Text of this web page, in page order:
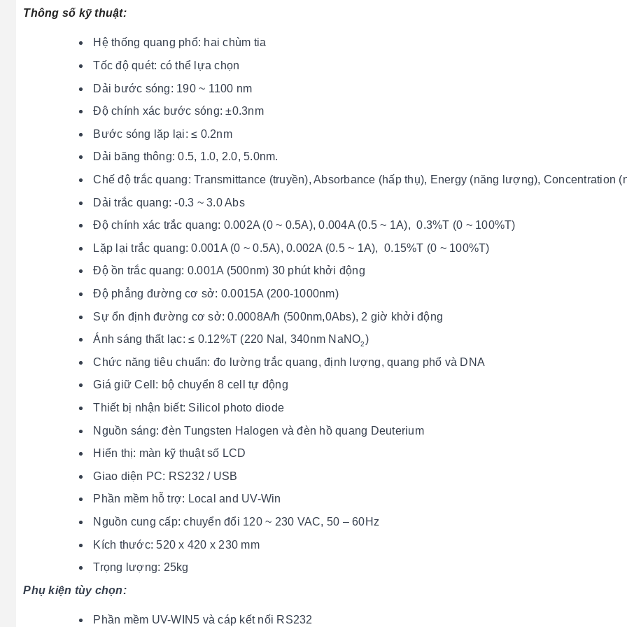
Thông số kỹ thuật:
Hệ thống quang phổ: hai chùm tia
Tốc độ quét: có thể lựa chọn
Dải bước sóng: 190 ~ 1100 nm
Độ chính xác bước sóng: ±0.3nm
Bước sóng lặp lại: ≤ 0.2nm
Dải băng thông: 0.5, 1.0, 2.0, 5.0nm.
Chế độ trắc quang: Transmittance (truyền), Absorbance (hấp thụ), Energy (năng lượng), Concentration
Dải trắc quang: -0.3 ~ 3.0 Abs
Độ chính xác trắc quang: 0.002A (0 ~ 0.5A), 0.004A (0.5 ~ 1A), 0.3%T (0 ~ 100%T)
Lặp lại trắc quang: 0.001A (0 ~ 0.5A), 0.002A (0.5 ~ 1A), 0.15%T (0 ~ 100%T)
Độ ồn trắc quang: 0.001A (500nm) 30 phút khởi động
Độ phẳng đường cơ sở: 0.0015A (200-1000nm)
Sự ổn định đường cơ sở: 0.0008A/h (500nm,0Abs), 2 giờ khởi động
Ánh sáng thất lạc: ≤ 0.12%T (220 Nal, 340nm NaNO2)
Chức năng tiêu chuẩn: đo lường trắc quang, định lượng, quang phổ và DNA
Giá giữ Cell: bộ chuyển 8 cell tự động
Thiết bị nhận biết: Silicol photo diode
Nguồn sáng: đèn Tungsten Halogen và đèn hồ quang Deuterium
Hiển thị: màn kỹ thuật số LCD
Giao diện PC: RS232 / USB
Phần mềm hỗ trợ: Local and UV-Win
Nguồn cung cấp: chuyển đổi 120 ~ 230 VAC, 50 – 60Hz
Kích thước: 520 x 420 x 230 mm
Trọng lượng: 25kg
Phụ kiện tùy chọn:
Phần mềm UV-WIN5 và cáp kết nối RS232